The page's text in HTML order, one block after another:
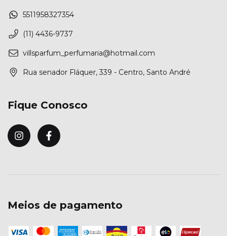
5511958327354
(11) 4436-9737
villsparfum_perfumaria@hotmail.com
Rua senador Fláquer, 339 - Centro, Santo André
Fique Conosco
Meios de pagamento